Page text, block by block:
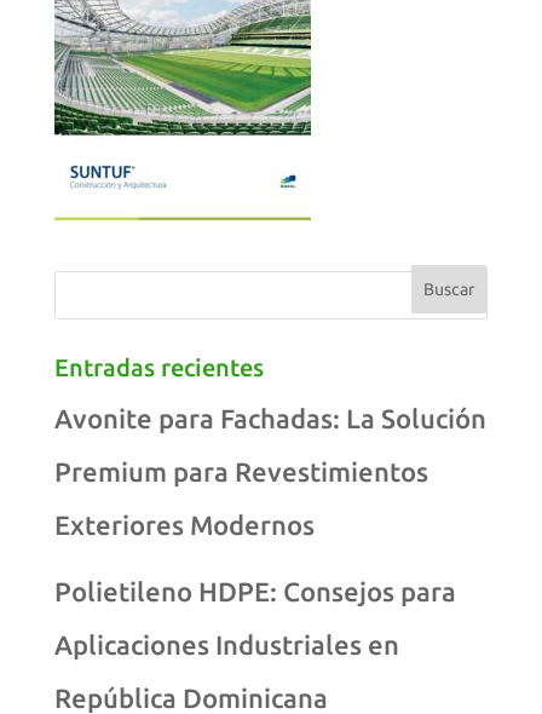
Entradas recientes
Avonite para Fachadas: La Solución
Premium para Revestimientos
Exteriores Modernos
Polietileno HDPE: Consejos para
Aplicaciones Industriales en
República Dominicana